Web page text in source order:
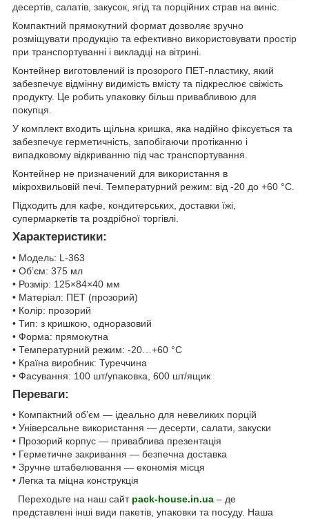
десертів, салатів, закусок, ягід та порційних страв на виніс.
Компактний прямокутний формат дозволяє зручно
розміщувати продукцію та ефективно використовувати простір
при транспортуванні і викладці на вітрині.
Контейнер виготовлений із прозорого ПЕТ-пластику, який
забезпечує відмінну видимість вмісту та підкреслює свіжість
продукту. Це робить упаковку більш привабливою для
покупця.
У комплект входить щільна кришка, яка надійно фіксується та
забезпечує герметичність, запобігаючи протіканню і
випадковому відкриванню під час транспортування.
Контейнер не призначений для використання в
мікрохвильовій печі. Температурний режим: від -20 до +60 °C.
Підходить для кафе, кондитерських, доставки їжі,
супермаркетів та роздрібної торгівлі.
Характеристики:
• Модель: L-363
• Об’єм: 375 мл
• Розмір: 125×84×40 мм
• Матеріал: ПЕТ (прозорий)
• Колір: прозорий
• Тип: з кришкою, одноразовий
• Форма: прямокутна
• Температурний режим: -20…+60 °C
• Країна виробник: Туреччина
• Фасування: 100 шт/упаковка, 600 шт/ящик
Переваги:
• Компактний об’єм — ідеально для невеликих порцій
• Універсальне використання — десерти, салати, закуски
• Прозорий корпус — приваблива презентація
• Герметичне закривання — безпечна доставка
• Зручне штабелювання — економія місця
• Легка та міцна конструкція
Переходьте на наш сайт pack-house.in.ua – де
представлені інші види пакетів, упаковки та посуду. Наша